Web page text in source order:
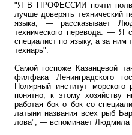
"Я В ПРОФЕССИИпочти
лучше доверять технический
языка, — рассказывает
технического перевода. — Я
специалист по языку, а за ним
технарь".
Самой госпоже Казанцевой
филфака Ленинградского
Полярный институт
понятно, к этому хозяйству
работая бок о бок со
латыни названия всех рыб
лова", — вспоминает Людмила